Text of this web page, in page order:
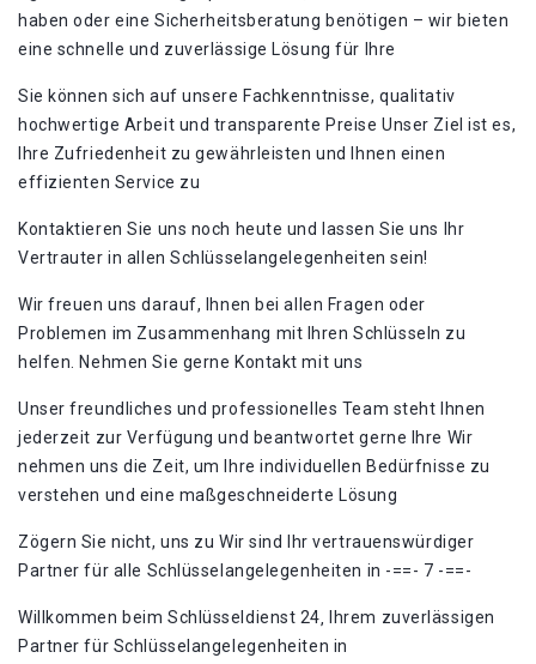
haben oder eine Sicherheitsberatung benötigen – wir bieten
eine schnelle und zuverlässige Lösung für Ihre
Sie können sich auf unsere Fachkenntnisse, qualitativ
hochwertige Arbeit und transparente Preise Unser Ziel ist es,
Ihre Zufriedenheit zu gewährleisten und Ihnen einen
effizienten Service zu
Kontaktieren Sie uns noch heute und lassen Sie uns Ihr
Vertrauter in allen Schlüsselangelegenheiten sein!​
Wir freuen uns darauf, Ihnen bei allen Fragen oder
Problemen im Zusammenhang mit Ihren Schlüsseln zu
helfen. Nehmen Sie gerne Kontakt mit uns
Unser freundliches und professionelles Team steht Ihnen
jederzeit zur Verfügung und beantwortet gerne Ihre Wir
nehmen uns die Zeit, um Ihre individuellen Bedürfnisse zu
verstehen und eine maßgeschneiderte Lösung
Zögern Sie nicht, uns zu Wir sind Ihr vertrauenswürdiger
Partner für alle Schlüsselangelegenheiten in -==- 7 -==-
Willkommen beim Schlüsseldienst 24‚ Ihrem zuverlässigen
Partner für Schlüsselangelegenheiten in